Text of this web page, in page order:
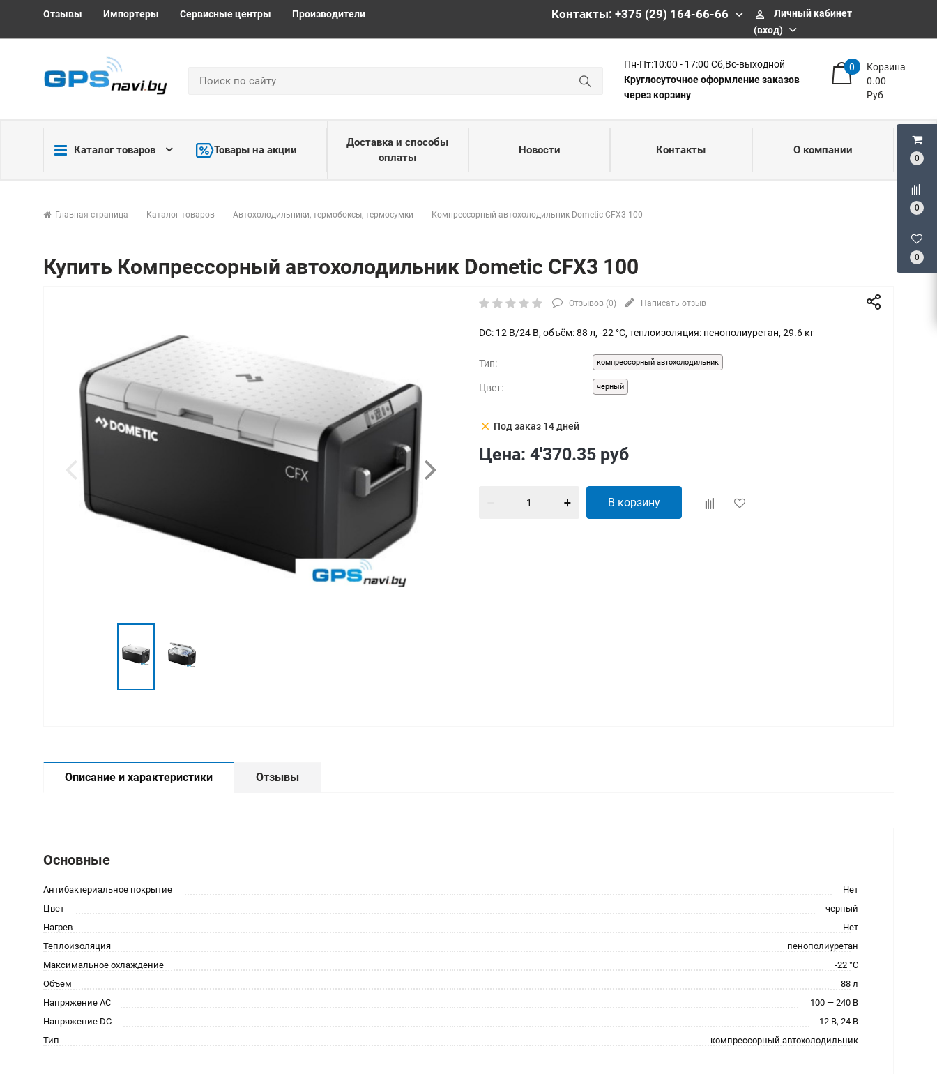
0
0
0
Отзывы Импортеры Сервисные центры Производители Контакты: +375 (29) 164-66-66 perm_identity
Личный кабинет
(вход)
Пн-Пт:10:00 - 17:00 Сб,Вс-выходной
Круглосуточное оформление заказов
через корзину
Корзина
0
0.00
Руб
Каталог товаров Товары на акции
Доставка и способы
оплаты
Новости Контакты О компании
Главная страница Каталог товаров Автохолодильники, термобоксы, термосумки Компрессорный автохолодильник Dometic CFX3 100
Купить Компрессорный автохолодильник Dometic CFX3 100
Отзывов (0) Написать отзыв
DC: 12 В/24 В, объём: 88 л, -22 °С, теплоизоляция: пенополиуретан, 29.6 кг
Тип: компрессорный автохолодильник
Цвет: черный
clear Под заказ 14 дней
Цена: 4'370.35 руб
В корзину
Описание и характеристики Отзывы
Основные
Антибактериальное покрытие
Нет
Цвет
черный
Нагрев
Нет
Теплоизоляция
пенополиуретан
Максимальное охлаждение
-22 °C
Объем
88 л
Напряжение AC
100 — 240 В
Напряжение DC
12 В, 24 В
Тип
компрессорный автохолодильник